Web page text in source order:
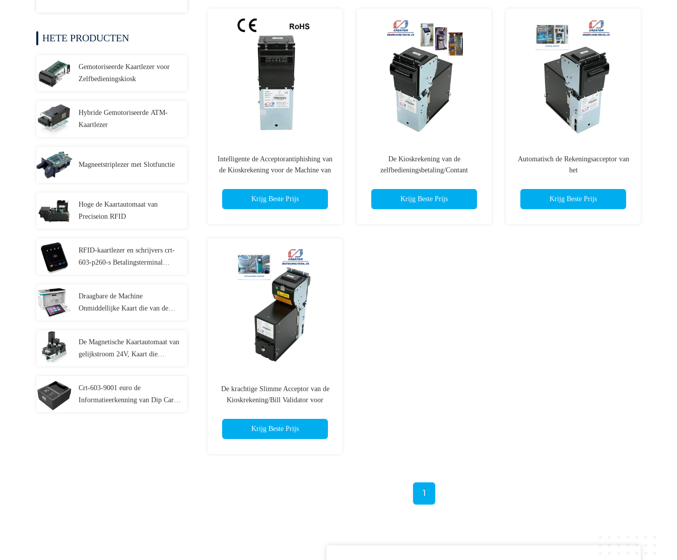
HETE PRODUCTEN
Gemotoriseerde Kaartlezer voor
Zelfbedieningskiosk
Hybride Gemotoriseerde ATM-
Kaartlezer
Magneetstriplezer met Slotfunctie
Hoge de Kaartautomaat van
Preciseion RFID
RFID-kaartlezer en schrijvers crt-
603-p260-s Betalingsterminal
Draagbare de Machine
Onmiddellijke Kaart die van de
De Magnetische Kaartautomaat van
gelijkstroom 24V, Kaart die
Crt-603-9001 euro de
Informatieerkenning van Dip Card
Intelligente de Acceptorantiphishing van
de Kioskrekening voor de Machine van
Krijg Beste Prijs
De Kioskrekening van de
zelfbedieningsbetaling/Contant
Krijg Beste Prijs
Automatisch de Rekeningsacceptor van
het
Krijg Beste Prijs
De krachtige Slimme Acceptor van de
Kioskrekening/Bill Validator voor
Krijg Beste Prijs
1